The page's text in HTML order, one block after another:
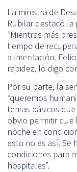
La ministra de
Rubilar destacó
“Mientras más
tiempo de
alimentación.
rapidez, lo digo
Por su parte, la
“queremos
temas básicos
obvio permitir que
noche en
esto no es así. Se
condiciones para
hospitales”.